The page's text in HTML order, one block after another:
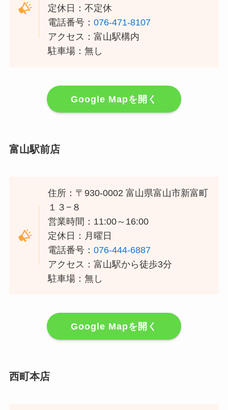
定休日：不定休
電話番号：076-471-8107
アクセス：富山駅構内
駐車場：無し
Google Mapを開く
富山駅前店
住所：〒930-0002 富山県富山市新富町
１３−８
営業時間：11:00～16:00
定休日：月曜日
電話番号：076-444-6887
アクセス：富山駅から徒歩3分
駐車場：無し
Google Mapを開く
西町本店